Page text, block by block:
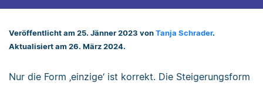
Veröffentlicht am 25. Jänner 2023 von Tanja Schrader.
Aktualisiert am 26. März 2024.
Nur die Form ‚einzige‘ ist korrekt. Die Steigerungsform